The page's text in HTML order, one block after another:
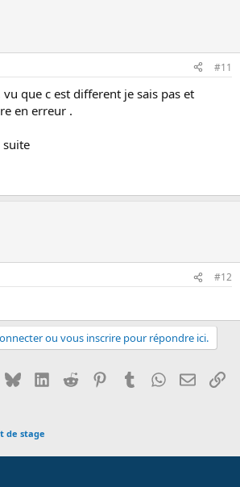
#11
que c est different je sais pas et
en erreur .
suite
#12
ou vous inscrire pour répondre ici.
BlueskyLinkedInReddit PinterestTumblrWhatsApp
Email
de stage